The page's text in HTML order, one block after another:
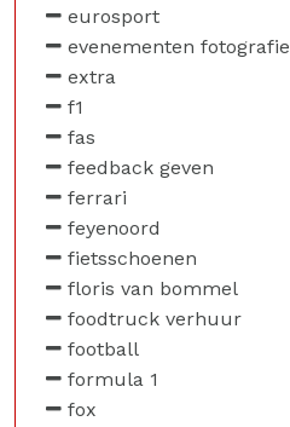
eurosport
evenementen fotografie
extra
f1
fas
feedback geven
ferrari
feyenoord
fietsschoenen
floris van bommel
foodtruck verhuur
football
formula 1
fox